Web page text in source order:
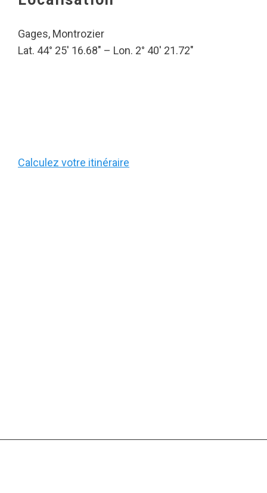
Gages, Montrozier
Lat. 44° 25′ 16.68″ – Lon. 2° 40′ 21.72″
Calculez votre itinéraire